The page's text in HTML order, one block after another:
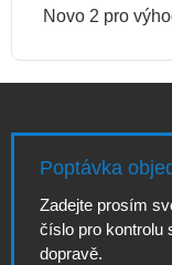
Novo 2 pro
Poptávka
Zadejte prosím
číslo pro kontrolu
dopravě.